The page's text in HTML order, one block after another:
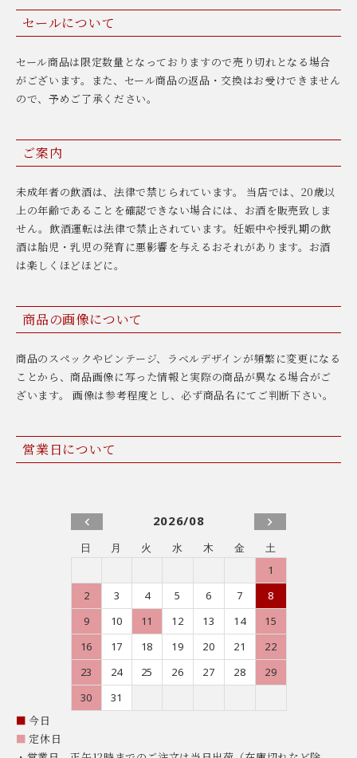
セールについて
セール商品は限定数量となっておりますので売り切れとなる場合
がございます。また、セール商品の返品・交換はお受けできません
ので、予めご了承ください。
ご案内
未成年者の飲酒は、法律で禁じられています。 当店では、20歳以
上の年齢であることを確認できない場合には、お酒を販売致しま
せん。飲酒運転は法律で禁止されています。妊娠中や授乳期の飲
酒は胎児・乳児の発育に悪影響を与えるおそれがあります。お酒
は楽しくほどほどに。
商品の画像について
商品のスペックやビンテージ、ラベルデザインが頻繁に変更になる
ことから、商品画像に写った情報と実際の商品が異なる場合がご
ざいます。 画像は参考程度とし、必ず商品名にてご判断下さい。
営業日について
2026/08
日 月 火 水 木 金
土
1
2
3 4 5 6 7
8
9
10 11 12 13 14
15
16
17 18 19 20 21
22
23
24 25 26 27 28
29
30
31
■ 今日
■ 定休日